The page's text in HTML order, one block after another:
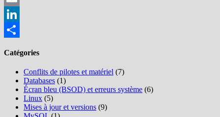
Email
LinkedIn
Catégories
Conflits de pilotes et matériel (7)
Databases (1)
Écran bleu (BSOD) et erreurs système (6)
Linux (5)
Mises à jour et versions (9)